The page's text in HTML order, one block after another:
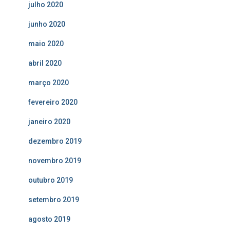
julho 2020
junho 2020
maio 2020
abril 2020
março 2020
fevereiro 2020
janeiro 2020
dezembro 2019
novembro 2019
outubro 2019
setembro 2019
agosto 2019